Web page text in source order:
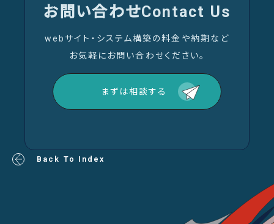
お問い合わせContact Us
webサイト・システム構築の料金や納期など
お気軽にお問い合わせください。
まずは相談する
Back To Index